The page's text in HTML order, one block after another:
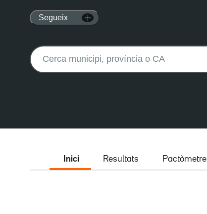
Segueix
Buscar:
Inici Resultats Pactòmetre